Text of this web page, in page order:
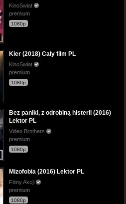
KinoSwiat
premium
1080p
Kler (2018) Cały film PL
KinoSwiat
premium
1080p
Bez paniki, z odrobiną histerii (2016)
Lektor PL
Video Brothers
premium
1080p
Mizofobia (2016) Lektor PL
Filmy Akcji
premium
1080p